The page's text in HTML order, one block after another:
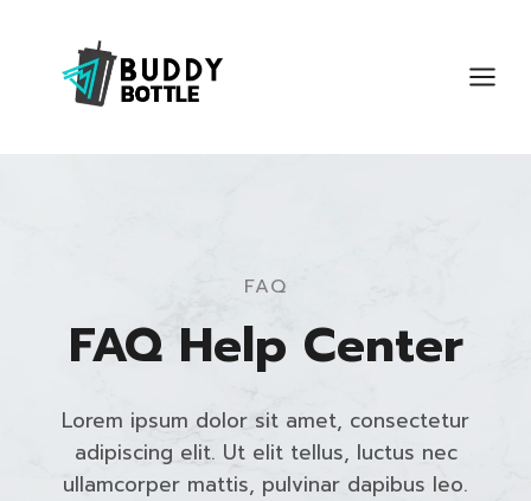
content
FAQ
FAQ Help Center
Lorem ipsum dolor sit amet, consectetur
adipiscing elit. Ut elit tellus, luctus nec
ullamcorper mattis, pulvinar dapibus leo.